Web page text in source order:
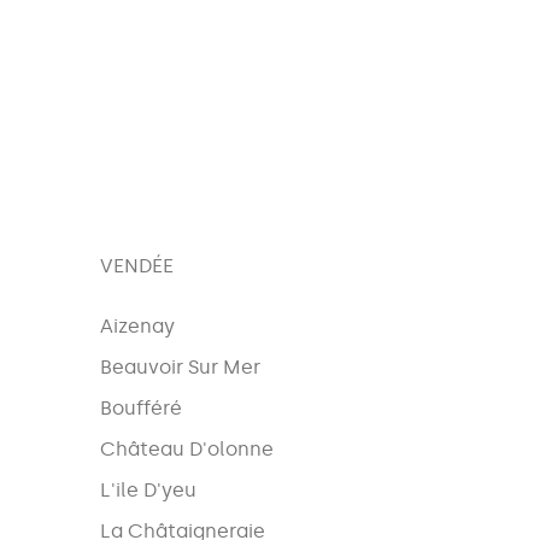
VENDÉE
Aizenay
Beauvoir Sur Mer
Boufféré
Château D'olonne
L'ile D'yeu
La Châtaigneraie